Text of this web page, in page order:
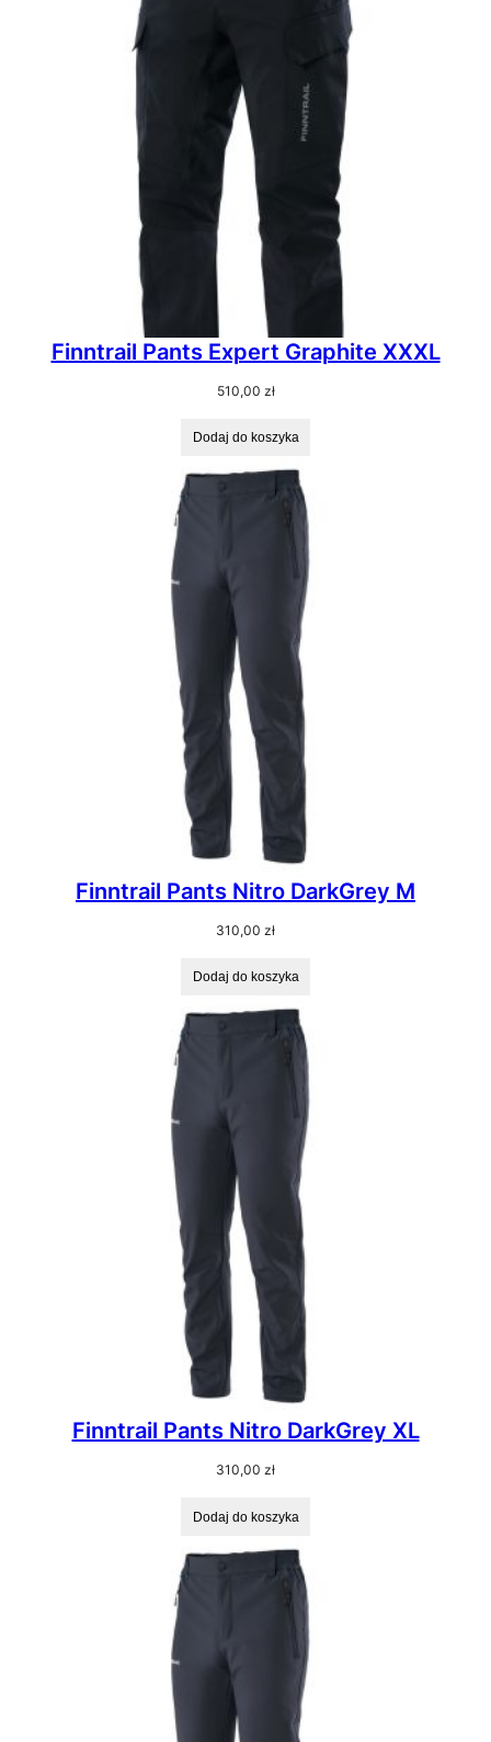
Finntrail Pants Expert Graphite XXXL
510,00 zł
Dodaj do koszyka
Finntrail Pants Nitro DarkGrey M
310,00 zł
Dodaj do koszyka
Finntrail Pants Nitro DarkGrey XL
310,00 zł
Dodaj do koszyka